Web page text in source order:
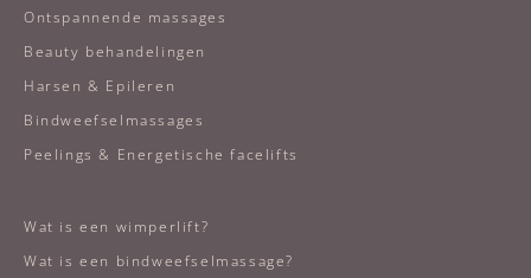
Ontspannende massages
Beauty behandelingen
Harsen & Epileren
Bindweefselmassages
Peelings & Energetische facelifts
Wat is een wimperlift?
Wat is een bindweefselmassage?